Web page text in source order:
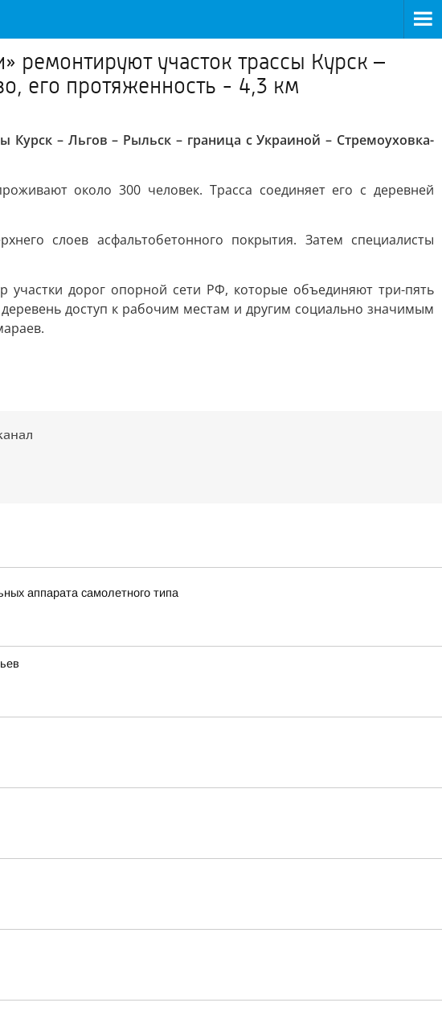
ремонтируют участок трассы Курск –
его протяженность - 4,3 км
– Льгов – Рыльск – граница с Украиной – Стремоуховка-
около 300 человек. Трасса соединяет его с деревней
слоев асфальтобетонного покрытия. Затем специалисты
дорог опорной сети РФ, которые объединяют три-пять
доступ к рабочим местам и другим социально значимым
аппарата самолетного типа